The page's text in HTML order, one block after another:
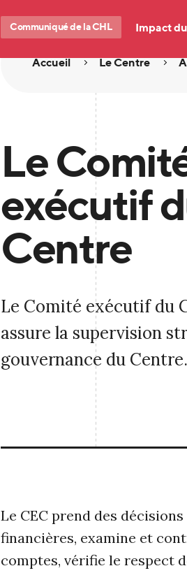
Communiqué de la CHL Impact
Accueil Le Centre
Le
exécutif
Centre
Le Comité exécutif du
assure la supervision
gouvernance du Centre.
Le CEC prend des
financières, examine et
comptes, vérifie le respect